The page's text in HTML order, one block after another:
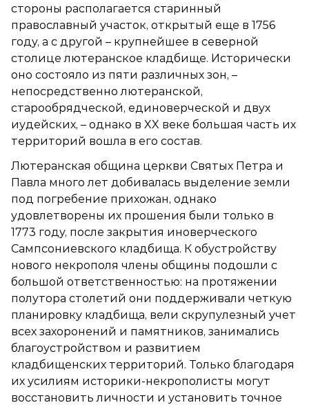
стороны располагается старинный
православный участок, открытый еще в 1756
году, а с другой – крупнейшее в северной
столице лютеранское кладбище. Исторически
оно состояло из пяти различных зон, –
непосредственно лютеранской,
старообрядческой, единоверческой и двух
иудейских, – однако в XX веке большая часть их
территорий вошла в его состав.
Лютеранская община церкви Святых Петра и
Павла много лет добивалась выделение земли
под погребение прихожан, однако
удовлетворены их прошения были только в
1773 году, после закрытия иноверческого
Сампсониевского кладбища. К обустройству
нового некрополя члены общины подошли с
большой ответственностью: на протяжении
полутора столетий они поддерживали четкую
планировку кладбища, вели скрупулезный учет
всех захоронений и памятников, занимались
благоустройством и развитием
кладбищенских территорий. Только благодаря
их усилиям историки-некрополисты могут
восстановить личности и установить точное